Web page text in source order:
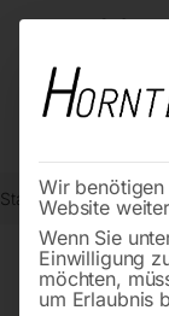
Start
Wir
Website
Wenn Sie
Einwilligung
möchten,
um Erlaubnis